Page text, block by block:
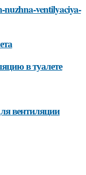
nuzhna-ventilyaciya-
в туалете
вентиляции